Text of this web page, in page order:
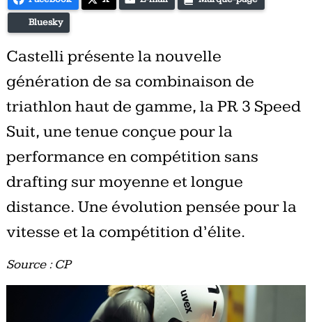
Bluesky
Castelli présente la nouvelle
génération de sa combinaison de
triathlon haut de gamme, la PR 3 Speed
Suit, une tenue conçue pour la
performance en compétition sans
drafting sur moyenne et longue
distance. Une évolution pensée pour la
vitesse et la compétition d’élite.
Source : CP